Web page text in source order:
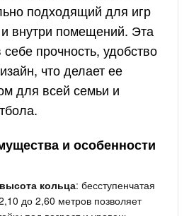
подходящий для игр
и внутри помещений. Эта
себе прочность, удобство
что делает ее
для всей семьи и
и особенности
кольца: бесступенчатая
до 2,60 метров позволяет